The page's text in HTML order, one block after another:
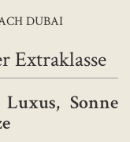
DUBAI
Extraklasse
Sonne